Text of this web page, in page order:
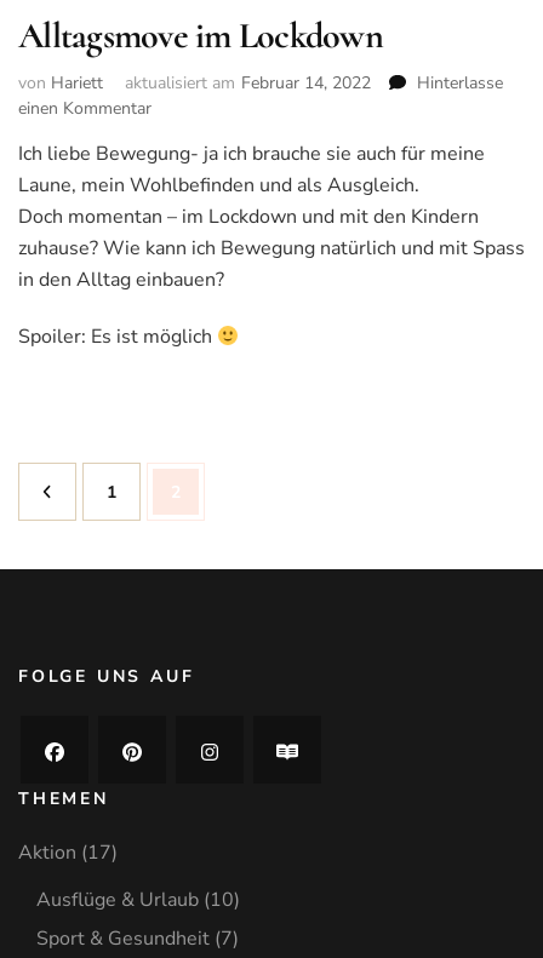
Alltagsmove im Lockdown
von Hariett aktualisiert am Februar 14, 2022
Hinterlasse
einen Kommentar
im
Lockdown
Ich liebe Bewegung- ja ich brauche sie auch für meine
Laune, mein Wohlbefinden und als Ausgleich.
Doch momentan – im Lockdown und mit den Kindern
zuhause? Wie kann ich Bewegung natürlich und mit Spass
in den Alltag einbauen?
Spoiler: Es ist möglich
Seitennummerierung
der
Seite
1 Seite
2
FOLGE UNS AUF
THEMEN
Aktion (17)
Ausflüge & Urlaub (10)
Sport & Gesundheit (7)